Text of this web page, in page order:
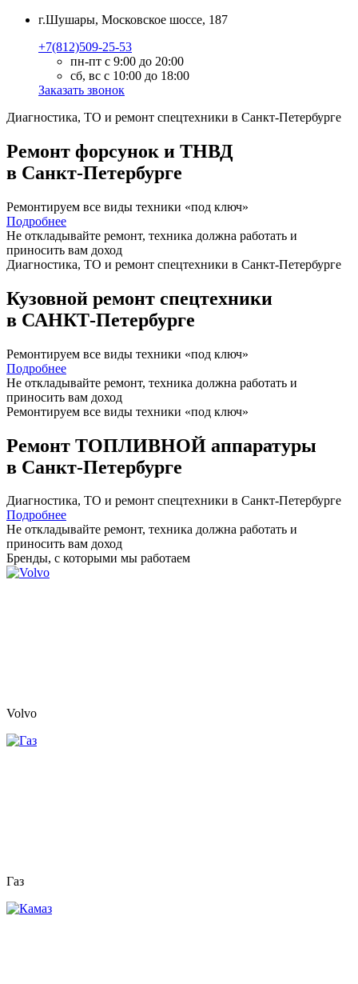
г.Шушары, Московское шоссе, 187
+7(812)509-25-53
пн-пт с 9:00 до 20:00
сб, вс с 10:00 до 18:00
Заказать звонок
Диагностика, ТО и ремонт спецтехники в Санкт-Петербурге
Ремонт форсунок и ТНВД
в Санкт-Петербурге
Ремонтируем все виды техники «под ключ»
Подробнее
Не откладывайте ремонт, техника должна работать и
приносить вам доход
Диагностика, ТО и ремонт спецтехники в Санкт-Петербурге
Кузовной ремонт спецтехники
в САНКТ-Петербурге
Ремонтируем все виды техники «под ключ»
Подробнее
Не откладывайте ремонт, техника должна работать и
приносить вам доход
Ремонтируем все виды техники «под ключ»
Ремонт ТОПЛИВНОЙ аппаратуры
в Санкт-Петербурге
Диагностика, ТО и ремонт спецтехники в Санкт-Петербурге
Подробнее
Не откладывайте ремонт, техника должна работать и
приносить вам доход
Бренды, с которыми мы работаем
Volvo
Газ